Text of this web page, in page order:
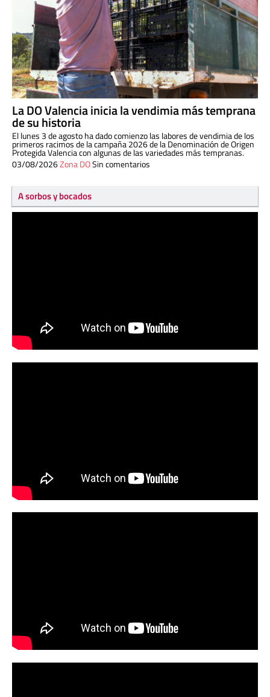
La DO Valencia inicia la vendimia más temprana
de su historia
El lunes 3 de agosto ha dado comienzo las labores de vendimia de los
primeros racimos de la campaña 2026 de la Denominación de Origen
Protegida Valencia con algunas de las variedades más tempranas.
03/08/2026Zona DOSin comentarios
A sorbos y bocados